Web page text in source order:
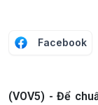
Facebook
(VOV5) - Để